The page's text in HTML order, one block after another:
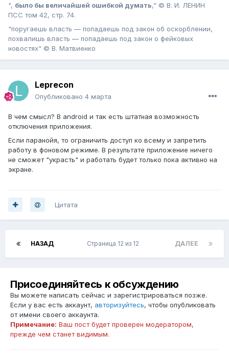
использования: портативной утилитой для
Windows с простым меню, батником для
автоматизированного сценария и набором
сетевую активность или телеметрию.
Для работы потребуется установить ADB,
включить отладку по USB и подтвердить
соединение с устройством. На
корпоративных или защищённых
устройствах возможны ограничения, а
после сброса настроек потребуется
", было бы величайшей ошибкой думать," © В. И. ЛЕНИН
ПСС том 42, стр. 74.
"поругаешь власть — попадаешь под закон об оскорблении,
похвалишь власть — попадаешь под закон о фейковых
новостях" © В. Матвиенко
Leprecon
Опубликовано 4 марта
В чем смысл? В android и так есть штатная возможность
отключения приложения.
Если паранойя, то ограничить доступ ко всему и запретить
работу в фоновом режиме. В результате приложение ничего
не сможет "украсть" и работать будет только пока активно на
экране.
Цитата
НАЗАД ДАЛЕЕ
Страница 12 из 12
Присоединяйтесь к обсуждению
Вы можете написать сейчас и зарегистрироваться позже.
Если у вас есть аккаунт, авторизуйтесь, чтобы опубликовать
от имени своего аккаунта.
Примечание: Ваш пост будет проверен модератором,
прежде чем станет видимым.